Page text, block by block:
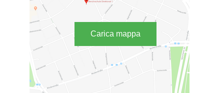
Carica mappa